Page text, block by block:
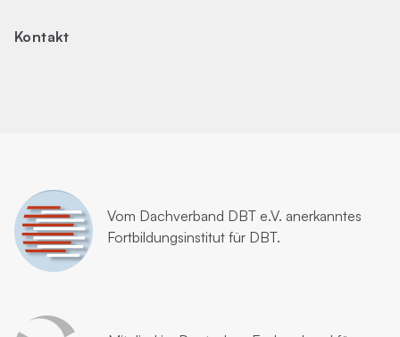
Kontakt
Vom Dachverband DBT e.V. anerkanntes
Fortbildungsinstitut für DBT.